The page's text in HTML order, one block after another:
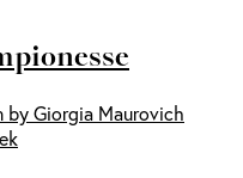
by Giorgia Maurovich